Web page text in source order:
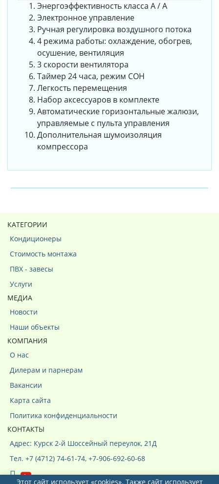
Энергоэффективность класса А / A
Электронное управление
Ручная регулировка воздушного потока
4 режима работы: охлаждение, обогрев,
осушение, вентиляция
3 скорости вентилятора
Таймер 24 часа, режим СОН
Легкость перемещения
Набор аксессуаров в комплекте
Автоматические горизонтальные жалюзи,
управляемые с пульта управления
Дополнительная шумоизоляция
компрессора
КАТЕГОРИИ
Кондиционеры
Стоимость монтажа
ПВХ - завесы
Услуги
МЕДИА
Новости
Наши объекты
КОМПАНИЯ
О нас
Дилерам и парнерам
Вакансии
Карта сайта
Политика конфиденциальности
КОНТАКТЫ
Адрес: Курск 2-й Шоссейный переулок, 21Д
Тел. +7 (4712) 74-61-74, +7-906-692-60-68
Этот сайт использует «cookies». Также сайт использует